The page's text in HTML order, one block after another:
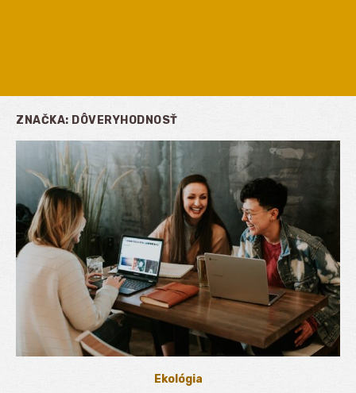
ZNAČKA: DÔVERYHODNOSŤ
Ekológia